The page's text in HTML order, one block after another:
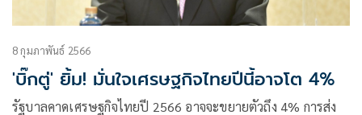
8 กุมภาพันธ์ 2566
'บิ๊กตู่' ยิ้ม! มั่นใจเศรษฐกิจไทยปีนี้อาจโต 4%
รัฐบาลคาดเศรษฐกิจไทยปี 2566 อาจจะขยายตัวถึง 4% การส่ง